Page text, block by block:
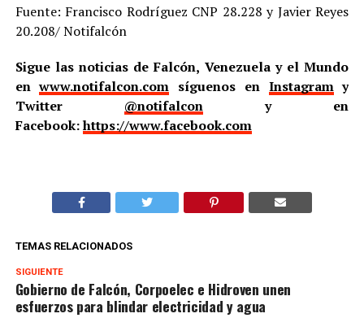
Fuente: Francisco Rodríguez CNP 28.228 y Javier Reyes
20.208/ Notifalcón
Sigue las noticias de Falcón, Venezuela y el Mundo
enwww.notifalcon.com síguenos en Instagramy
Twitter @notifalcony en
Facebook:https://www.facebook.com
TEMAS RELACIONADOS
SIGUIENTE
Gobierno de Falcón, Corpoelec e Hidroven unen
esfuerzos para blindar electricidad y agua